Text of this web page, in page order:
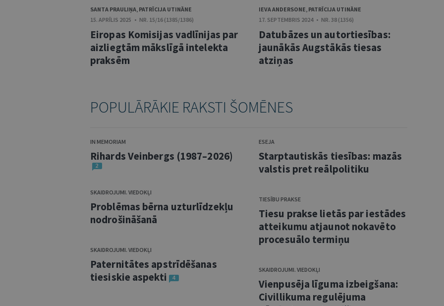
SANTA PRAULIŅA, PATRĪCIJA UTINĀNE
15. APRĪLIS 2025 • NR. 15/16 (1385/1386)
Eiropas Komisijas vadlīnijas par
aizliegtām mākslīgā intelekta
praksēm
IEVA ANDERSONE, PATRĪCIJA UTINĀNE
17. SEPTEMBRIS 2024 • NR. 38 (1356)
Datubāzes un autortiesības:
jaunākās Augstākās tiesas
atziņas
POPULĀRĀKIE RAKSTI ŠOMĒNES
IN MEMORIAM
Rihards Veinbergs (1987–2026)
2
SKAIDROJUMI. VIEDOKĻI
Problēmas bērna uzturlīdzekļu
nodrošināšanā
SKAIDROJUMI. VIEDOKĻI
Paternitātes apstrīdēšanas
tiesiskie aspekti
4
ESEJA
Starptautiskās tiesības: mazās
valstis pret reālpolitiku
TIESĪBU PRAKSE
Tiesu prakse lietās par iestādes
atteikumu atjaunot nokavēto
procesuālo termiņu
SKAIDROJUMI. VIEDOKĻI
Vienpusēja līguma izbeigšana:
Civillikuma regulējuma